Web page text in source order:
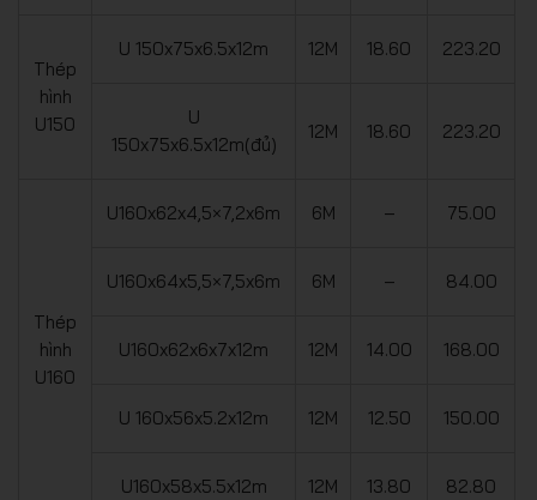
Thép
hình
U150
U 150x75x6.5x12m 12M 18.60 223.20
U
150x75x6.5x12m(đủ)
12M 18.60 223.20
Thép
hình
U160
U160x62x4,5×7,2x6m 6M – 75.00
U160x64x5,5×7,5x6m 6M – 84.00
U160x62x6x7x12m 12M 14.00 168.00
U 160x56x5.2x12m 12M 12.50 150.00
U160x58x5.5x12m 12M 13.80 82.80